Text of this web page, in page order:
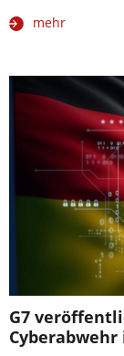
mehr
G7